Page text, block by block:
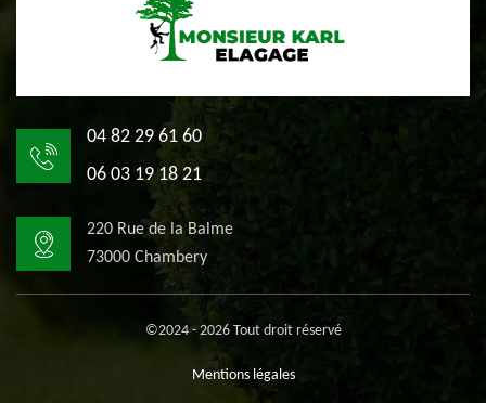
04 82 29 61 60
06 03 19 18 21
220 Rue de la Balme
73000 Chambery
©2024 - 2026 Tout droit réservé
Mentions légales